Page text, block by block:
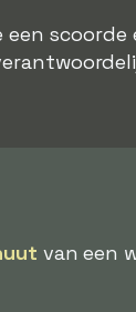
scoorde
van een